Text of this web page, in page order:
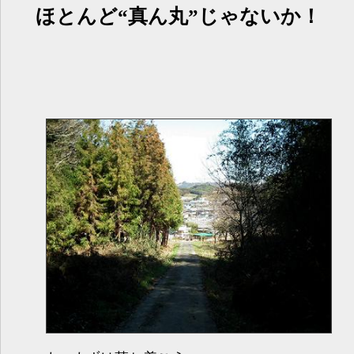
ほとんど“真ん丸”じゃないか！